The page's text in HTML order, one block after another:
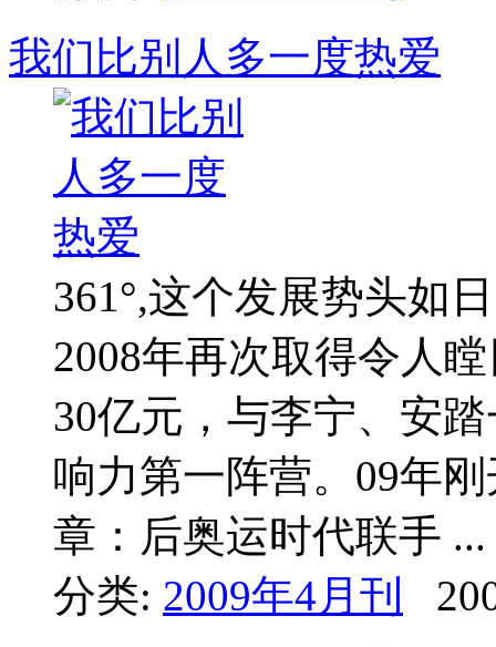
我们比别人多一度热爱
361°,这个发展势头如
2008年再次取得令人
30亿元，与李宁、安
响力第一阵营。09年
章：后奥运时代联手 ...
分类: 2009年4月刊